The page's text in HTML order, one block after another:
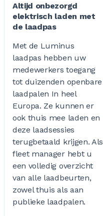
Altijd onbezorgd
elektrisch laden met
de laadpas
Met de Luminus
laadpas hebben uw
medewerkers toegang
tot duizenden openbare
laadpalen In heel
Europa. Ze kunnen er
ook thuis mee laden en
deze laadsessies
terugbetaald krijgen. Als
fleet manager hebt u
een volledig overzicht
van alle laadbeurten,
zowel thuis als aan
publieke laadpalen.